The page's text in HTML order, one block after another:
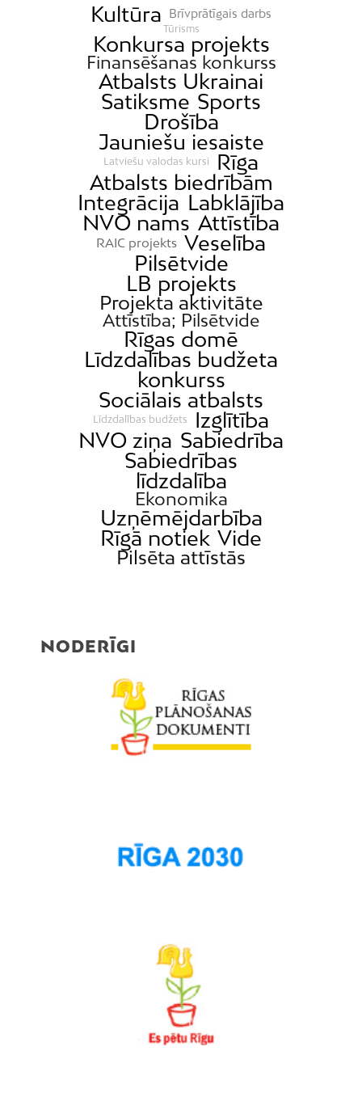
Jaunciems
Kundziņsala
Mangaļsala
Mežaparks
Mežciems
Pētersala-Andrejsala
Salas
Sarkandaugava
Kultūra Brīvprātīgais darbs
Tūrisms
Konkursa projekts
Finansēšanas konkurss
Atbalsts Ukrainai
Satiksme Sports
Drošība
Jauniešu iesaiste
Latviešu valodas kursi
Rīga
Atbalsts biedrībām
Integrācija Labklājība
NVO nams Attīstība
RAIC projekts Veselība
Pilsētvide
LB projekts
Projekta aktivitāte
Attīstība; Pilsētvide
Rīgas domē
Līdzdalības budžeta
konkurss
Sociālais atbalsts
Līdzdalības budžets
Izglītība
NVO ziņa Sabiedrība
Sabiedrības
līdzdalība
Ekonomika
Uzņēmējdarbība
Rīgā notiek Vide
Pilsēta attīstās
NODERĪGI